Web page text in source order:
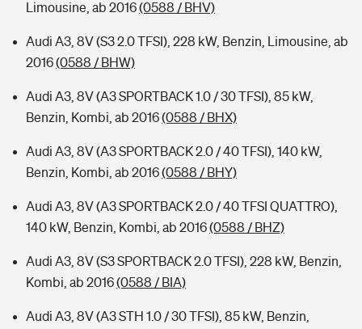
Limousine, ab 2016(0588 / BHV)
Audi A3, 8V (S3 2.0 TFSI), 228 kW, Benzin, Limousine, ab
2016(0588 / BHW)
Audi A3, 8V (A3 SPORTBACK 1.0 / 30 TFSI), 85 kW,
Benzin, Kombi, ab 2016(0588 / BHX)
Audi A3, 8V (A3 SPORTBACK 2.0 / 40 TFSI), 140 kW,
Benzin, Kombi, ab 2016(0588 / BHY)
Audi A3, 8V (A3 SPORTBACK 2.0 / 40 TFSI QUATTRO),
140 kW, Benzin, Kombi, ab 2016(0588 / BHZ)
Audi A3, 8V (S3 SPORTBACK 2.0 TFSI), 228 kW, Benzin,
Kombi, ab 2016(0588 / BIA)
Audi A3, 8V (A3 STH 1.0 / 30 TFSI), 85 kW, Benzin,